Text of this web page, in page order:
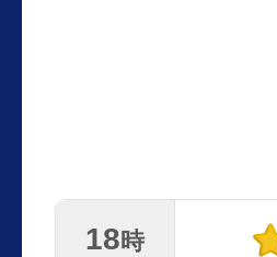
18時